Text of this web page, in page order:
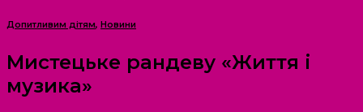
Допитливим дітям, Новини
Мистецьке рандеву «Життя і
музика»